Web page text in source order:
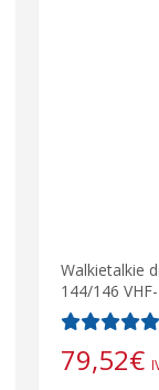
Walkietalkie
144/146
79,52€